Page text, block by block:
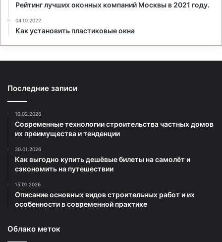
Рейтинг лучших оконных компаний Москвы в 2021 году.
04.10.2022
Как установить пластиковые окна
Последние записи
10.02.2026
Современные технологии строительства частных домов
их преимущества и тенденции
30.01.2026
Как выгодно купить дешёвые билеты на самолёт и
сэкономить на путешествии
15.01.2026
Описание основных видов строительных работ и их
особенности в современной практике
Облако меток